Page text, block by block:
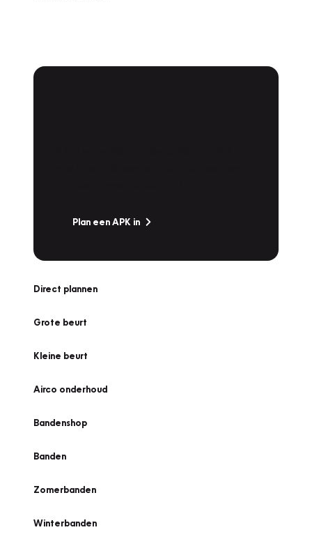
Plan een APK in
Direct plannen
Grote beurt
Kleine beurt
Airco onderhoud
Bandenshop
Banden
Zomerbanden
Winterbanden